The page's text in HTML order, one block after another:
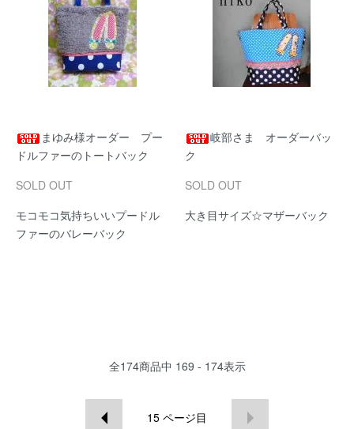
まゆみ様オーダー プー
ドルファーのトートバック
SOLD OUT
モコモコ気持ちいいプードル
ファーのバレーバック
岐部さま オーダーバッ
ク
SOLD OUT
大き目サイズ☆マザーバック
全174商品中 169 - 174表示
15 ページ目